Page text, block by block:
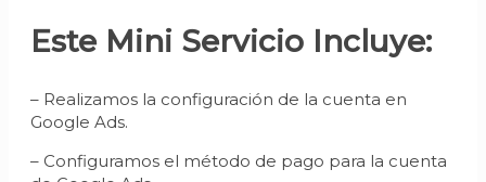
Este Mini Servicio Incluye:
– Realizamos la configuración de la cuenta en
Google Ads.
– Configuramos el método de pago para la cuenta